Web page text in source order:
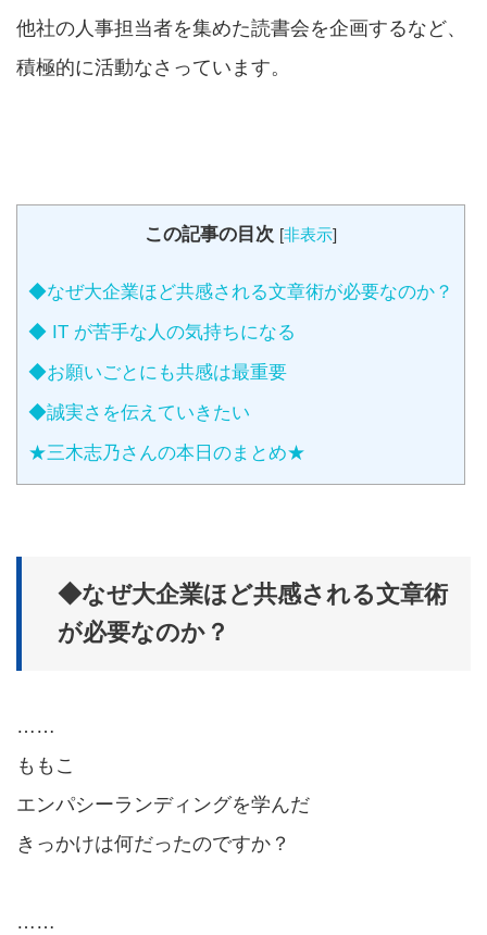
他社の人事担当者を集めた読書会を企画するなど、
積極的に活動なさっています。
この記事の目次 [非表示]
◆なぜ大企業ほど共感される文章術が必要なのか？
◆ IT が苦手な人の気持ちになる
◆お願いごとにも共感は最重要
◆誠実さを伝えていきたい
★三木志乃さんの本日のまとめ★
◆なぜ大企業ほど共感される文章術
が必要なのか？
……
ももこ
エンパシーランディングを学んだ
きっかけは何だったのですか？
……